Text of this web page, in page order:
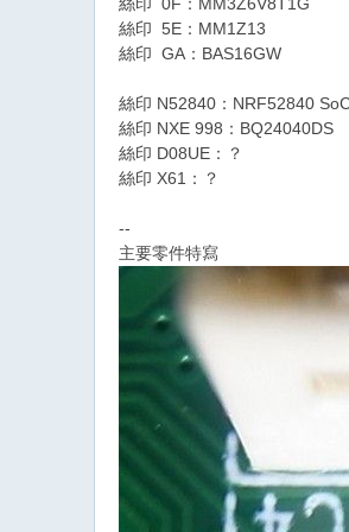
絲印 5E：MM1Z13
絲印 GA：BAS16GW
絲印 N52840：NRF52840
絲印 NXE 998：BQ24040DS
絲印 D08UE：？
絲印 X61：？
--
主要零件特寫